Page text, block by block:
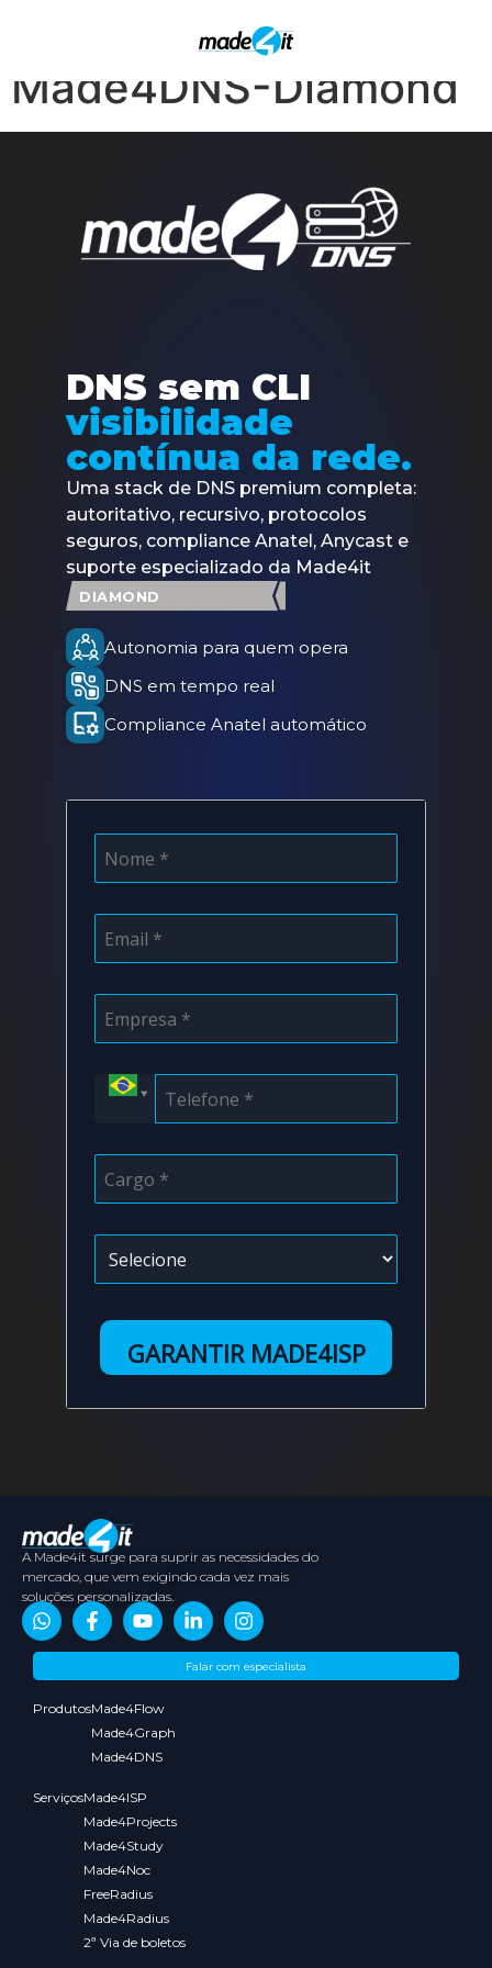
SIGNUP –
Made4DNS-Diamond
DNS sem CLI
visibilidade
contínua da rede.
Uma stack de DNS premium completa:
autoritativo, recursivo, protocolos
seguros, compliance Anatel, Anycast e
suporte especializado da Made4it
DIAMOND
Autonomia para quem opera
DNS em tempo real
Compliance Anatel automático
GARANTIR MADE4ISP
A Made4it surge para suprir as necessidades do
mercado, que vem exigindo cada vez mais
soluções personalizadas.
Sobre
Conteúdos
Parceiros
Media
Falar com especialista
ProdutosMade4Flow
Made4Graph
Made4DNS
ServiçosMade4ISP
Made4Projects
Made4Study
Made4Noc
FreeRadius
Made4Radius
2ª Via de boletos